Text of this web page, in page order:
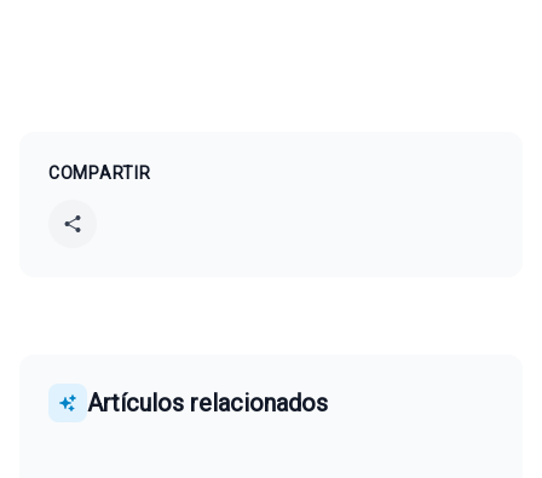
COMPARTIR
Artículos relacionados